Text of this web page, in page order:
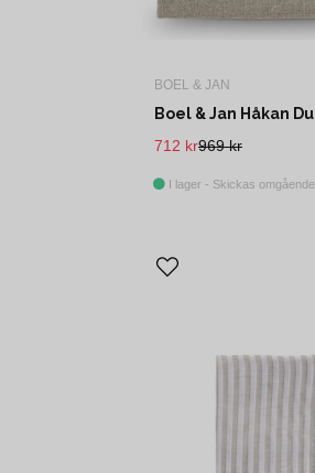
BOEL & JAN
969 kr
712 kr
I lager - Skickas omgående